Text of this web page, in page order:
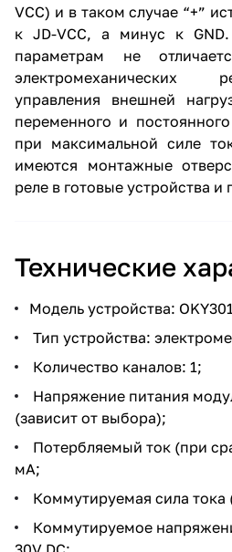
VCC) и в таком случае “+”
к JD-VCC, а минус к
параметрам не
электромеханических
управления внешней
переменного и
при максимальной силе
имеются монтажные
реле в готовые устройства и
Технические
Модель устройства:
Тип устройства:
Количество каналов: 1;
Напряжение питания
(зависит от выбора);
Потербляемый ток (при
мА;
Коммутируемая сила тока
Коммутируемое